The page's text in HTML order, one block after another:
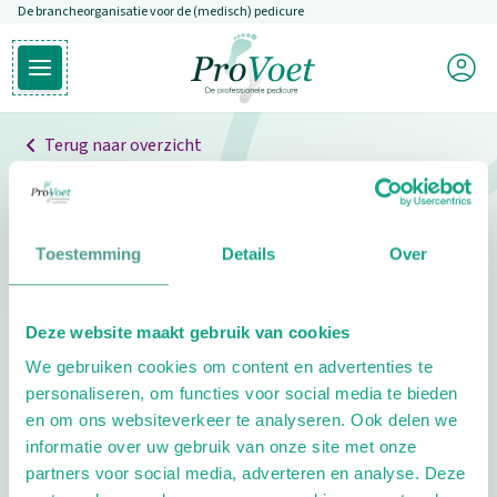
Toestemming Details Over
Deze website maakt gebruik van cookies
We gebruiken cookies om content en advertenties te
personaliseren, om functies voor social media te bieden
en om ons websiteverkeer te analyseren. Ook delen we
informatie over uw gebruik van onze site met onze
partners voor social media, adverteren en analyse. Deze
Overslaan en naar de inhoud gaan
De brancheorganisatie voor de (medisch) pedicure
Open hoofdmenu
Ga naar de homepagina
Mijn
Terug naar overzicht
Professionals
Pedicure niet gevonden
pedicure.